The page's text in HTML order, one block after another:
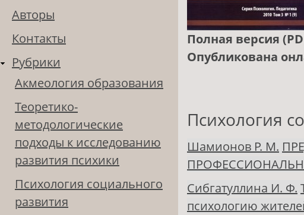
Авторы
Контакты
Рубрики
Акмеология образования
Теоретико-
методологические
подходы к исследованию
развития психики
Психология социального
развития
Полная версия
Опубликована
Психология
Шамионов Р. М.
Сибгатуллина И. Ф.
психологию